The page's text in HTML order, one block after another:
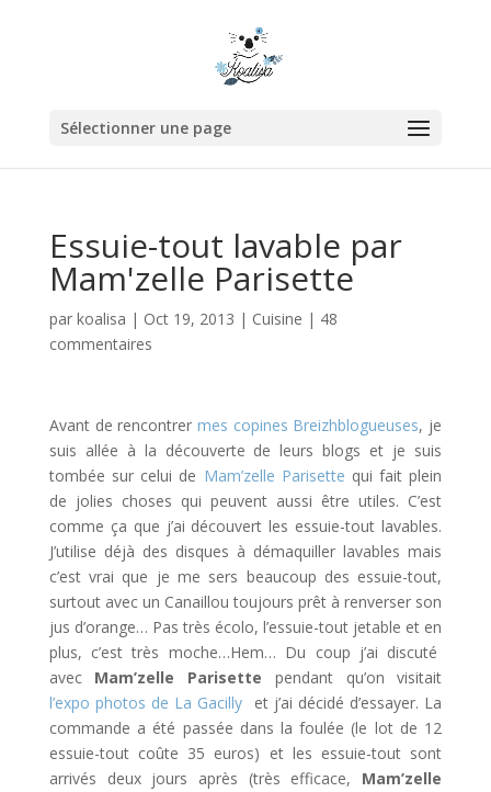
Sélectionner une page
Essuie-tout lavable par
Mam'zelle Parisette
par koalisa | Oct 19, 2013 | Cuisine | 48
commentaires
Avant de rencontrer mes copines Breizhblogueuses, je
suis allée à la découverte de leurs blogs et je suis
tombée sur celui de Mam’zelle Parisette qui fait plein
de jolies choses qui peuvent aussi être utiles. C’est
comme ça que j’ai découvert les essuie-tout lavables.
J’utilise déjà des disques à démaquiller lavables mais
c’est vrai que je me sers beaucoup des essuie-tout,
surtout avec un Canaillou toujours prêt à renverser son
jus d’orange… Pas très écolo, l’essuie-tout jetable et en
plus, c’est très moche…Hem… Du coup j’ai discuté
avec Mam’zelle Parisette pendant qu’on visitait
l’expo photos de La Gacilly
et j’ai décidé d’essayer. La
commande a été passée dans la foulée (le lot de 12
essuie-tout coûte 35 euros) et les essuie-tout sont
arrivés deux jours après (très efficace, Mam’zelle